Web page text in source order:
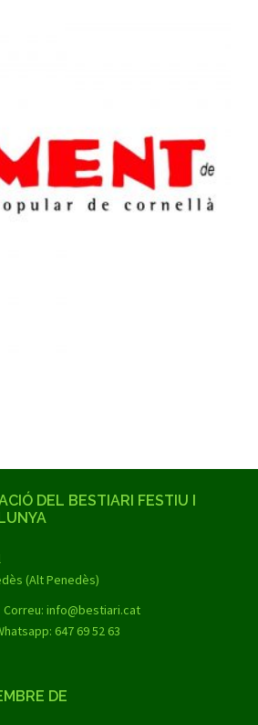
DEL BESTIARI FESTIU I
(Alt Penedès)
info@bestiari.cat
647 69 52 63
DE